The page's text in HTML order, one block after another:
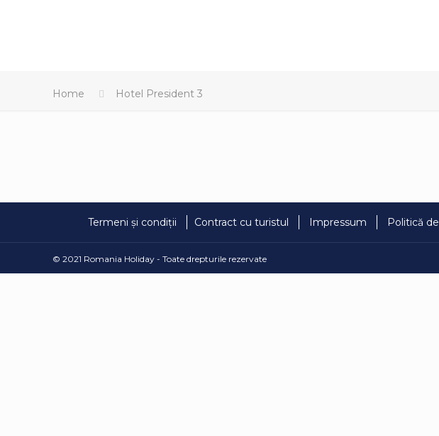
Home Hotel President 3
Termeni și condiții Contract cu turistul Impressum Politică
© 2021 Romania Holiday - Toate drepturile rezervate